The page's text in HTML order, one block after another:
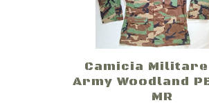
Camicia Militare
Army Woodland
MR